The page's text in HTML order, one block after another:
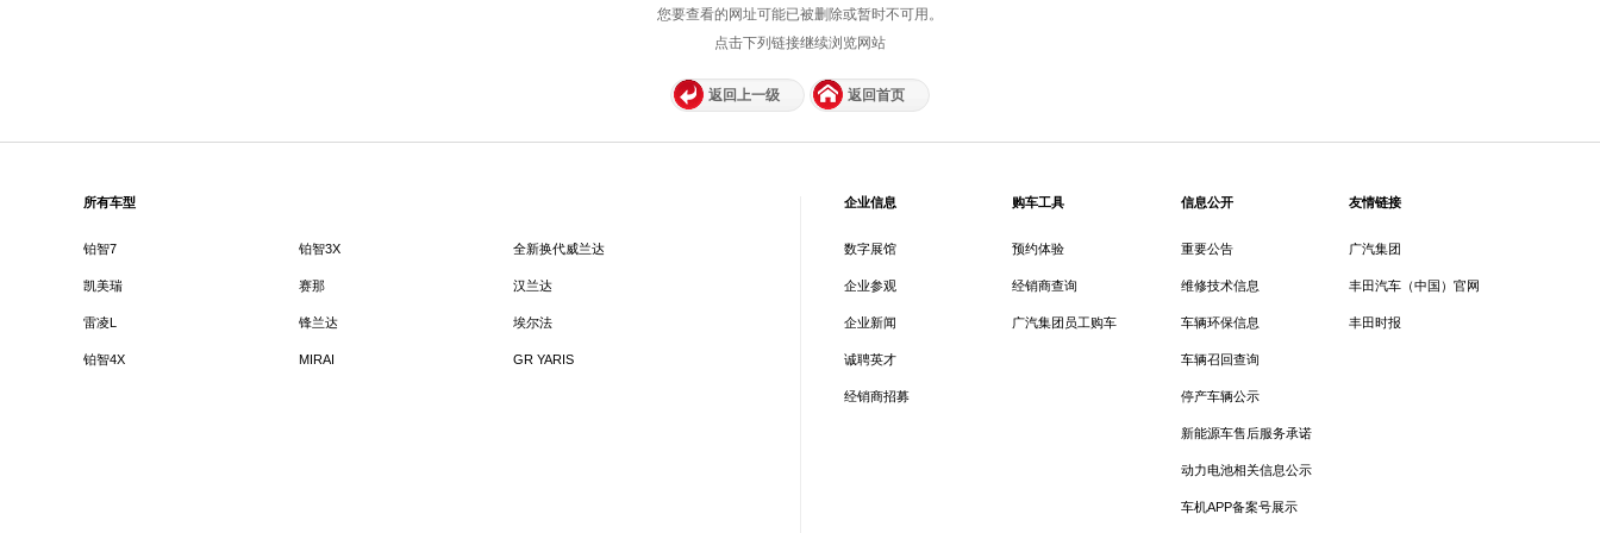
您要查看的网址可能已被删除或暂时不可用。
点击下列链接继续浏览网站
返回上一级 返回首页
所有车型
铂智7 铂智3X 全新换代威兰达
凯美瑞 赛那 汉兰达
雷凌L 锋兰达 埃尔法
铂智4X MIRAI GR YARIS
企业信息
数字展馆
企业参观
企业新闻
诚聘英才
经销商招募
购车工具
预约体验
经销商查询
广汽集团员工购车
信息公开
重要公告
维修技术信息
车辆环保信息
车辆召回查询
停产车辆公示
新能源车售后服务承诺
动力电池相关信息公示
车机APP备案号展示
友情链接
广汽集团
丰田汽车（中国）官网
丰田时报